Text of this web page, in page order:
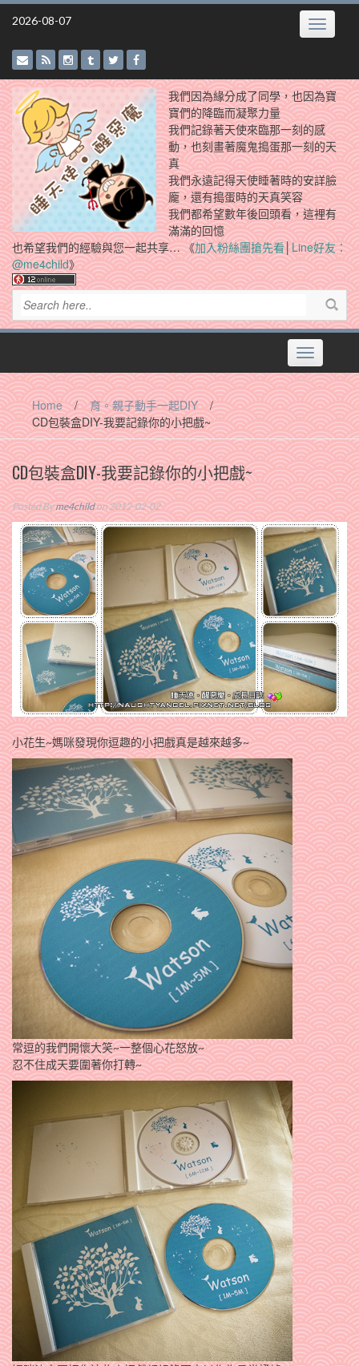
Skip
2026-08-07 Toggle
我們因為緣分成了同學，也因為寶
寶們的降臨而凝聚力量
我們記錄著天使來臨那一刻的感
動，也刻畫著魔鬼搗蛋那一刻的天
真
我們永遠記得天使睡著時的安詳臉
龐，還有搗蛋時的天真笑容
我們都希望數年後回頭看，這裡有
滿滿的回憶
也希望我們的經驗與您一起共享… 《加入粉絲團搶先看│Line好友：
@me4child》
Toggle
navigation
Home / 育。親子動手一起DIY
/
CD包裝盒DIY-我要記錄你的小把戲~
CD包裝盒DIY-我要記錄你的小把戲~
Posted Byme4childon 2012-02-02
小花生~媽咪發現你逗趣的小把戲真是越來越多~
常逗的我們開懷大笑~一整個心花怒放~
忍不住成天要圍著你打轉~